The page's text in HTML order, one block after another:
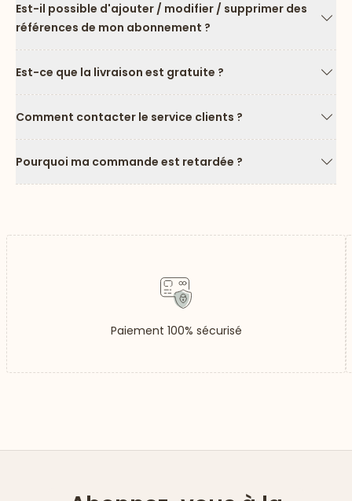
Est-il possible d'ajouter / modifier / supprimer des
références de mon abonnement ?
Est-ce que la livraison est gratuite ?
Comment contacter le service clients ?
Pourquoi ma commande est retardée ?
Paiement 100% sécurisé